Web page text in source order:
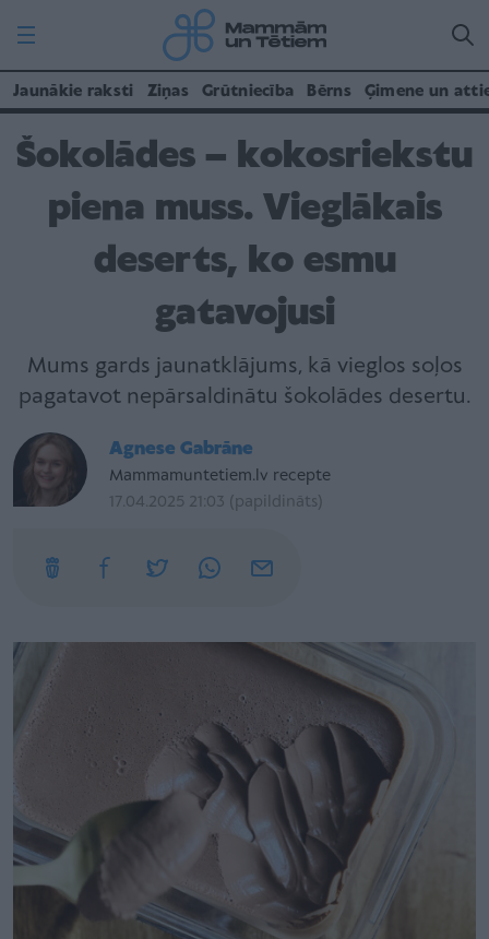
Jaunākie raksti Ziņas Grūtniecība Bērns Ģimene un
Šokolādes – kokosriekstu
piena muss. Vieglākais
deserts, ko esmu
gatavojusi
Mums gards jaunatklājums, kā vieglos soļos
pagatavot nepārsaldinātu šokolādes desertu.
Agnese Gabrāne
Mammamuntetiem.lv recepte
17.04.2025 21:03 (papildināts)